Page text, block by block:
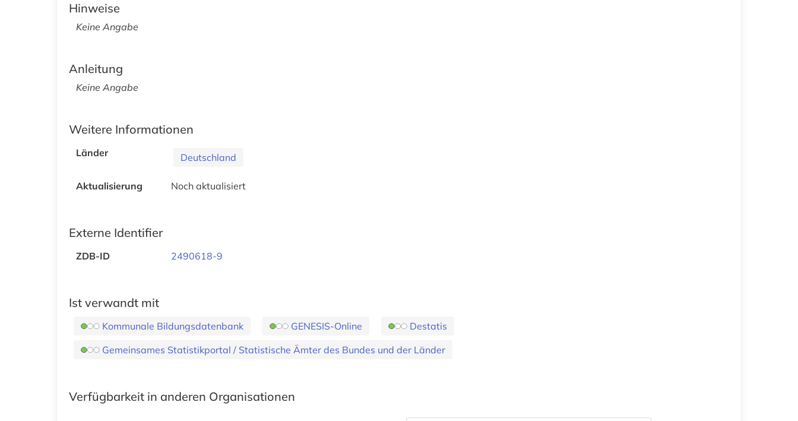
Hinweise
Keine Angabe
Anleitung
Keine Angabe
Weitere Informationen
Länder Deutschland
Aktualisierung Noch aktualisiert
Externe Identifier
ZDB-ID 2490618-9
Ist verwandt mit
Kommunale Bildungsdatenbank GENESIS-Online
Destatis
Gemeinsames Statistikportal / Statistische Ämter des Bundes und der Länder
Verfügbarkeit in anderen Organisationen